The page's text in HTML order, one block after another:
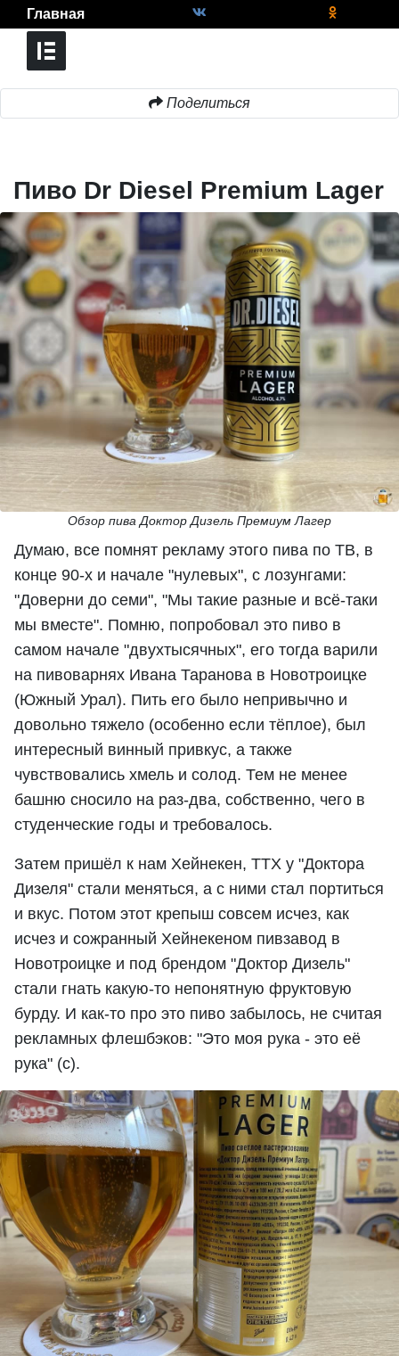
Главная
Поделиться
Пиво Dr Diesel Premium Lager
Обзор пива Доктор Дизель Премиум Лагер
Думаю, все помнят рекламу этого пива по ТВ, в
конце 90-х и начале "нулевых", с лозунгами:
"Доверни до семи", "Мы такие разные и всё-таки
мы вместе". Помню, попробовал это пиво в
самом начале "двухтысячных", его тогда варили
на пивоварнях Ивана Таранова в Новотроицке
(Южный Урал). Пить его было непривычно и
довольно тяжело (особенно если тёплое), был
интересный винный привкус, а также
чувствовались хмель и солод. Тем не менее
башню сносило на раз-два, собственно, чего в
студенческие годы и требовалось.
Затем пришёл к нам Хейнекен, ТТХ у "Доктора
Дизеля" стали меняться, а с ними стал портиться
и вкус. Потом этот крепыш совсем исчез, как
исчез и сожранный Хейнекеном пивзавод в
Новотроицке и под брендом "Доктор Дизель"
стали гнать какую-то непонятную фруктовую
бурду. И как-то про это пиво забылось, не считая
рекламных флешбэков: "Это моя рука - это её
рука" (с).